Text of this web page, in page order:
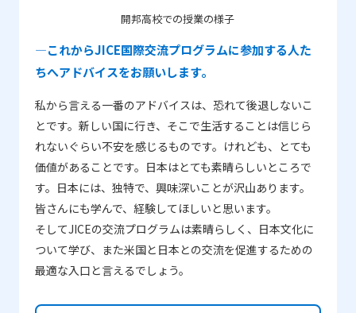
開邦高校での授業の様子
―これからJICE国際交流プログラムに参加する人た
ちへアドバイスをお願いします。
私から言える一番のアドバイスは、恐れて後退しないこ
とです。新しい国に行き、そこで生活することは信じら
れないぐらい不安を感じるものです。けれども、とても
価値があることです。日本はとても素晴らしいところで
す。日本には、独特で、興味深いことが沢山あります。
皆さんにも学んで、経験してほしいと思います。
そしてJICEの交流プログラムは素晴らしく、日本文化に
ついて学び、また米国と日本との交流を促進するための
最適な入口と言えるでしょう。